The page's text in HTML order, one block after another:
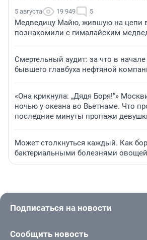
5 августа 19 949 5
Медведицу Майю, жившую на цепи
познакомили с гималайским
Смертельный аудит: за что в начале
бывшего главбуха нефтяной
«Она крикнула: „Дядя Боря!“»
ночью у океана во Вьетнаме. Что
последние минуты пропажи
Может столкнуться каждый. Как
бактериальными болезнями
Подписаться на новости
Сообщить новость